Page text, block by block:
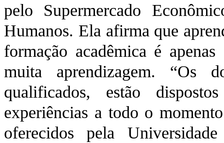
pelo Supermercado
Humanos. Ela afirma que
formação acadêmica é
muita aprendizagem. “Os
qualificados, estão
experiências a todo o
oferecidos pela